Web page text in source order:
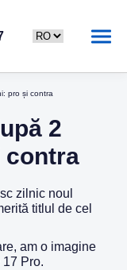
pro și contra
2
contra
zilnic noul
titlul de cel
am o imagine
Pro.